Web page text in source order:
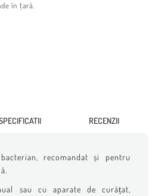
în țară.
RECENZII
recomandat și pentru
sau cu aparate de curățat,